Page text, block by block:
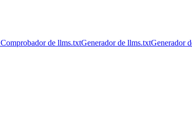
Comprobador de llms.txtGenerador de llms.txtGenerador